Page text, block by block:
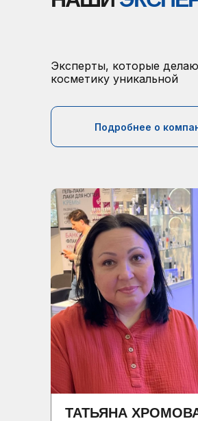
ТАТЬЯНА
Подробнее о
Эксперты, которые
косметику уникальной